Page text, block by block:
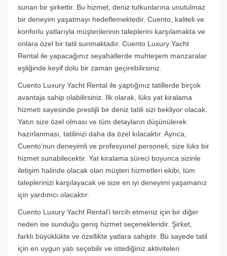
sunan bir şirkettir. Bu hizmet, deniz tutkunlarına unutulmaz
bir deneyim yaşatmayı hedeflemektedir. Cuento, kaliteli ve
konforlu yatlarıyla müşterilerinin taleplerini karşılamakta ve
onlara özel bir tatil sunmaktadır. Cuento Luxury Yacht
Rental ile yapacağınız seyahatlerde muhteşem manzaralar
eşliğinde keyif dolu bir zaman geçirebilirsiniz.
Cuento Luxury Yacht Rental ile yaptığınız tatillerde birçok
avantaja sahip olabilirsiniz. İlk olarak, lüks yat kiralama
hizmeti sayesinde prestijli bir deniz tatili sizi bekliyor olacak.
Yatın size özel olması ve tüm detayların düşünülerek
hazırlanması, tatilinizi daha da özel kılacaktır. Ayrıca,
Cuento’nun deneyimli ve profesyonel personeli, size lüks bir
hizmet sunabilecektir. Yat kiralama süreci boyunca sizinle
iletişim halinde olacak olan müşteri hizmetleri ekibi, tüm
taleplerinizi karşılayacak ve size en iyi deneyimi yaşamanız
için yardımcı olacaktır.
Cuento Luxury Yacht Rental’i tercih etmeniz için bir diğer
neden ise sunduğu geniş hizmet seçenekleridir. Şirket,
farklı büyüklükte ve özellikte yatlara sahiptir. Bu sayede tatil
için en uygun yatı seçebilir ve istediğiniz aktiviteleri